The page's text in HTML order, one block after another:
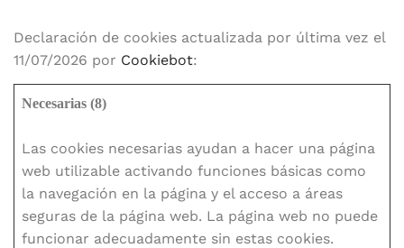
Declaración de cookies actualizada por última vez el
11/07/2026 por Cookiebot:
Necesarias (8)
Las cookies necesarias ayudan a hacer una página
web utilizable activando funciones básicas como
la navegación en la página y el acceso a áreas
seguras de la página web. La página web no puede
funcionar adecuadamente sin estas cookies.